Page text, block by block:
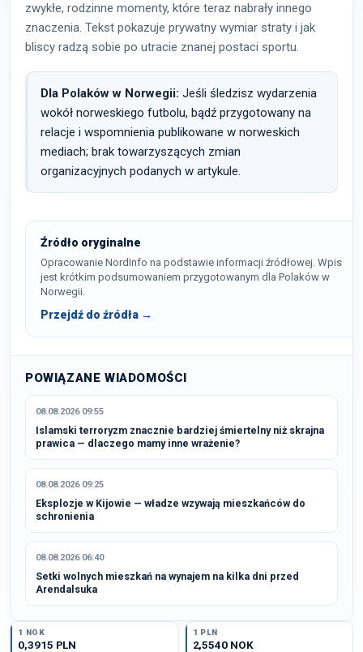
zwykłe, rodzinne momenty, które teraz nabrały innego
znaczenia. Tekst pokazuje prywatny wymiar straty i jak
bliscy radzą sobie po utracie znanej postaci sportu.
Dla Polaków w Norwegii: Jeśli śledzisz wydarzenia
wokół norweskiego futbolu, bądź przygotowany na
relacje i wspomnienia publikowane w norweskich
mediach; brak towarzyszących zmian
organizacyjnych podanych w artykule.
Źródło oryginalne
Opracowanie NordInfo na podstawie informacji źródłowej. Wpis
jest krótkim podsumowaniem przygotowanym dla Polaków w
Norwegii.
Przejdź do źródła →
POWIĄZANE WIADOMOŚCI
08.08.2026 09:55
Islamski terroryzm znacznie bardziej śmiertelny niż skrajna
prawica — dlaczego mamy inne wrażenie?
08.08.2026 09:25
Eksplozje w Kijowie — władze wzywają mieszkańców do
schronienia
08.08.2026 06:40
Setki wolnych mieszkań na wynajem na kilka dni przed
Arendalsuka
1 NOK
0,3915 PLN
1 PLN
2,5540 NOK